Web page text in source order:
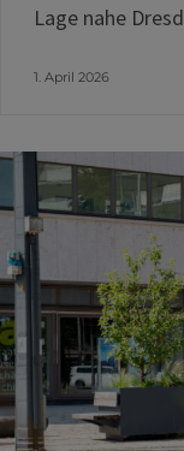
Lage nahe
1. April 2026